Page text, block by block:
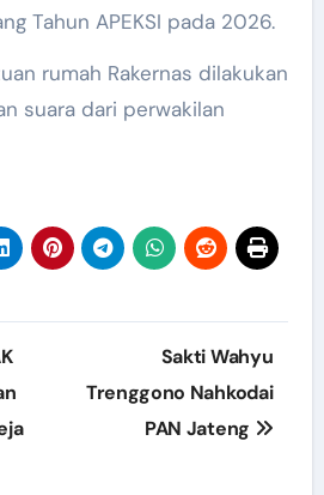
Tahun APEKSI pada 2026.
rumah Rakernas dilakukan
suara dari perwakilan
Sakti Wahyu
Trenggono Nahkodai
PAN Jateng